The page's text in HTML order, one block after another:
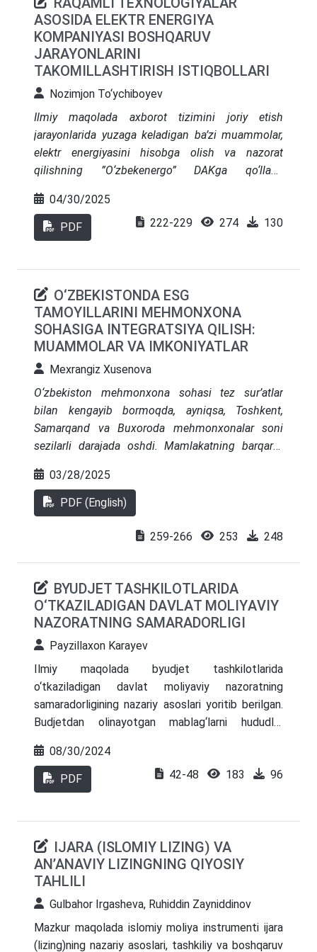
O‘zbekistonda yashil iqtisodiyotni boshqarish
tizimini takomillashtirish bo‘yicha taklif va
tavsiyalar ishlab chiqiladi.
ASOSIDA ELEKTR ENERGIYA
KOMPANIYASI BOSHQARUV
JARAYONLARINI
TAKOMILLASHTIRISH ISTIQBOLLARI
Nozimjon To‘ychiboyev
Ilmiy maqolada axborot tizimini joriy etish
jarayonlarida yuzaga keladigan ba’zi muammolar,
elektr energiyasini hisobga olish va nazorat
qilishning ”O‘zbekenergo” DAKga qo‘llash
iqtisodiyotning shakllanishi, istiqboldagi AKT
bo‘limlarining tarkibiy tuzilishi hamda korporativ
axborot tizimlarining joriy etilishi va ishlashi,
muvaffaqiyatli amalga oshirish uchun shu
sohadagi butun jahon hamjamiyati tamoyillari
ilmiy jihatdan asoslab berilgan.
04/30/2025
PDF 222-229 274 130
O‘ZBEKISTONDA ESG
TAMOYILLARINI MEHMONXONA
SOHASIGA INTEGRATSIYA QILISH:
MUAMMOLAR VA IMKONIYATLAR
Mexrangiz Xusenova
O‘zbekiston mehmonxona sohasi tez sur’atlar
bilan kengayib bormoqda, ayniqsa, Toshkent,
Samarqand va Buxoroda mehmonxonalar soni
sezilarli darajada oshdi. Mamlakatning barqaror
ijtimoiy va korporativ boshqaruv (ESG) tamoyillari
tartibga soluvchi hujjatlar va biznes amaliyotlariga
integratsiya qilinmoqda. Ushbu maqola
O‘zbekiston mehmonxona sohasida ESGni joriy
afzalliklarini o‘rganadi. Adabiyotlar sharhida global
ilg‘or tajribalar va ESG talablariga rioya qilishning
moliyaviy ustunliklari ko‘rsatilgan. Tadqiqot ESGni
joriy etish muammolarini tahlil qiladi va
oshirish bo‘yicha tavsiyalarni taqdim etadi.
03/28/2025
PDF (English)
259-266 253 248
BYUDJET TАSHKILОTLАRIDА
О‘TKАZILАDIGАN DАVLАT MОLIYАVIY
NАZОRАTNING SАMАRАDОRLIGI
Payzillaxon Karayev
Ilmiy maqolada byudjet tаshkilоtlаridа
о‘tkаzilаdigаn dаvlаt mоliyаviy nаzоrаtning
sаmаrаdоrligining nazariy asoslari yoritib berilgan.
Budjetdan olinayotgan mablag‘larni hududlar
nazarati va ekspertiza o‘tkazish bo‘yicha
malumotlarga to‘xtalib o‘tilgan. Qolaversa bir
necha moliyaviy nazoratlar amalga oshirilib tahlil
08/30/2024
PDF 42-48 183 96
IJARA (ISLOMIY LIZING) VA
AN’ANAVIY LIZINGNING QIYOSIY
TAHLILI
Gulbahor Irgasheva, Ruhiddin Zayniddinov
Mazkur maqolada islomiy moliya instrumenti ijara
(lizing)ning nazariy asoslari, tashkiliy va boshqaruv